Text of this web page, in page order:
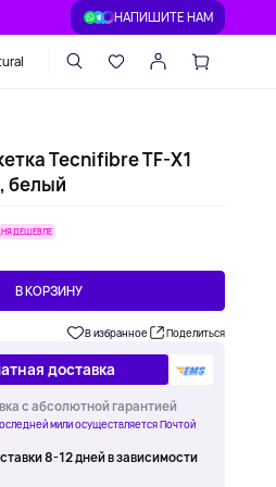
НАПИШИТЕ НАМ
Tecnifibre TF-X1
белый
ДЕШЕВЛЕ
В КОРЗИНУ
В избранное Поделиться
доставка
с абсолютной гарантией
мили осуществляется Почтой
8-12 дней в зависимости